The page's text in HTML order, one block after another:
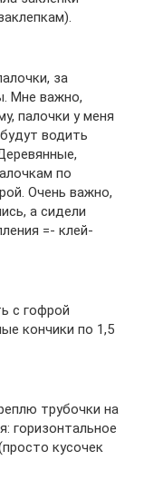
за
Мне важно,
палочки у меня
водить
по
Очень важно,
а сидели
=- клей-
с гофрой
кончики по 1,5
трубочки на
горизонтальное
кусочек